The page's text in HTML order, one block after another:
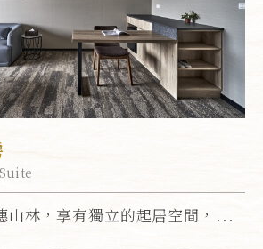
山林，享有獨立的起居空間，...